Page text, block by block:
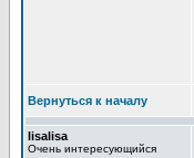
Вернуться к началу
lisalisa
Очень интересующийся